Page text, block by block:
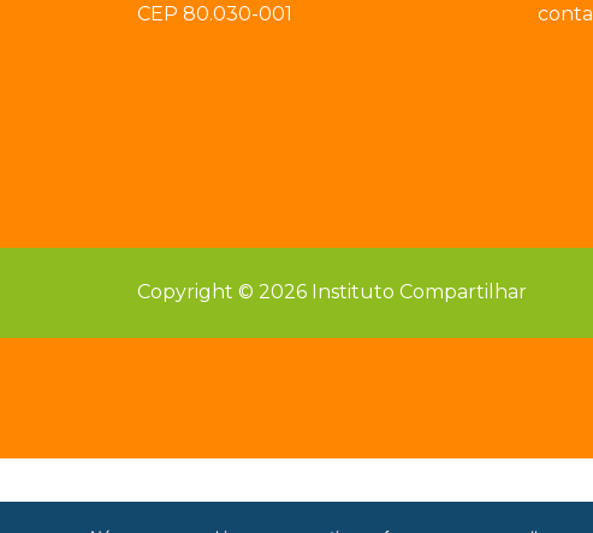
CEP 80.030-001
Copyright © 2026 Instituto Compartilhar